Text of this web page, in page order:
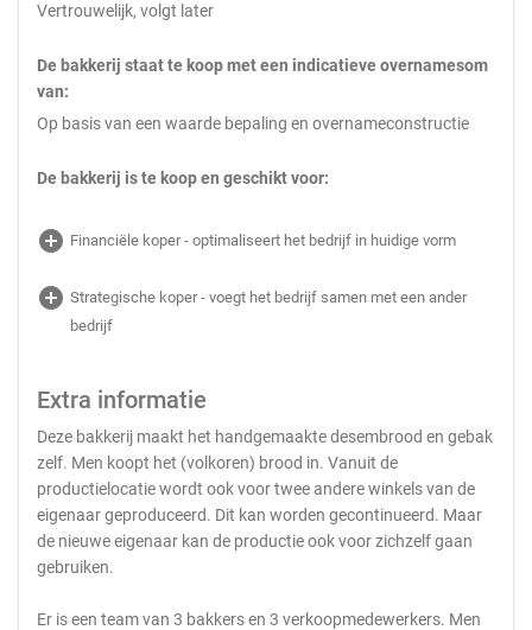
Vertrouwelijk, volgt later
De bakkerij staat te koop met een indicatieve overnamesom
van:
Op basis van een waarde bepaling en overnameconstructie
De bakkerij is te koop en geschikt voor:
add_circle Financiële koper - optimaliseert het bedrijf in huidige vorm
add_circle Strategische koper - voegt het bedrijf samen met een ander
bedrijf
Extra informatie
Deze bakkerij maakt het handgemaakte desembrood en gebak
zelf. Men koopt het (volkoren) brood in. Vanuit de
productielocatie wordt ook voor twee andere winkels van de
eigenaar geproduceerd. Dit kan worden gecontinueerd. Maar
de nieuwe eigenaar kan de productie ook voor zichzelf gaan
gebruiken.
Er is een team van 3 bakkers en 3 verkoopmedewerkers. Men